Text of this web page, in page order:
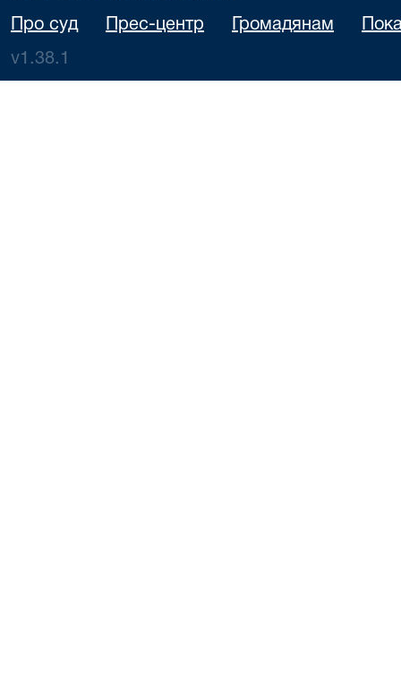
Про суд Прес-центр Громадянам
v1.38.1